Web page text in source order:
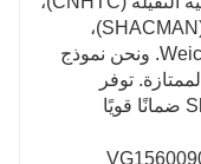
ومجموعة شنشي للسيارات المحدودة (SHACMAN)،
وNorth Benz (NMB)، وOuman، وWeichai. ونحن نموذج
توفر
مكونات Shaanxi Shaanxi Automobile ضمانًا قويًا